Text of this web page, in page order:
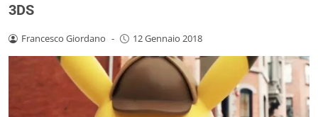
3DS
Francesco Giordano - 12 Gennaio 2018